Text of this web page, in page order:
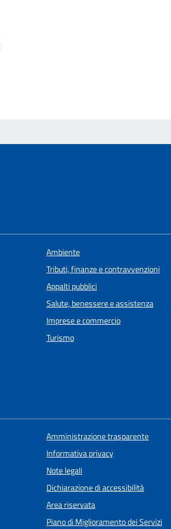
Ambiente
Tributi, finanze e contravvenzioni
Appalti pubblici
Salute, benessere e assistenza
Imprese e commercio
Turismo
Amministrazione trasparente
Informativa privacy
Note legali
Dichiarazione di accessibilità
Area riservata
Piano di Miglioramento dei Servizi